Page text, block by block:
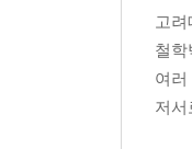
3.3 자
3.3.1 존
3.3.2 이
3.3.3 빌
고
철학
여러
저서